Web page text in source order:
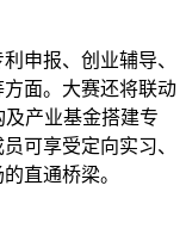
申报、创业辅导、
面。大赛还将联动
及产业基金搭建专
可享受定向实习、
直通桥梁。